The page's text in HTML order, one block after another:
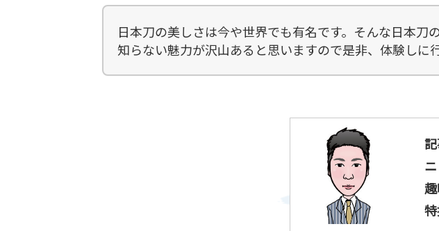
日本刀の美しさは今や世界でも有名です。そんな日本
知らない魅力が沢山あると思いますので是非、体験しに